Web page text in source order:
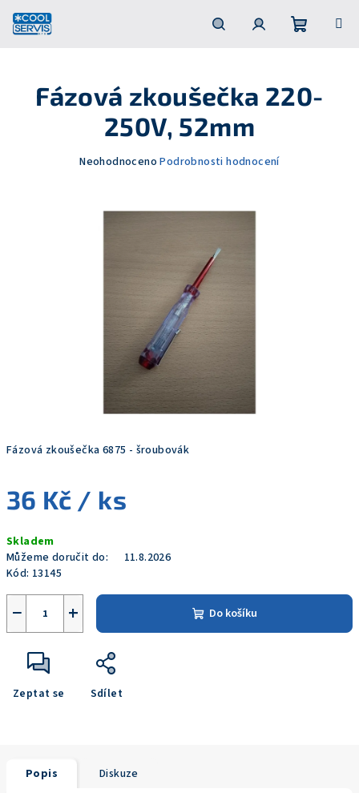
obsah
košík
Fázová zkoušečka 6875 - šroubovák
36 Kč / ks
cena:
Skladem
Můžeme doručit do:
11.8.2026
Kód: 13145
+
− Do košíku
Zeptat se Sdílet
Fázová zkoušečka 220-
250V, 52mm
Průměrné
Neohodnoceno Podrobnosti hodnocení
Popis Diskuze